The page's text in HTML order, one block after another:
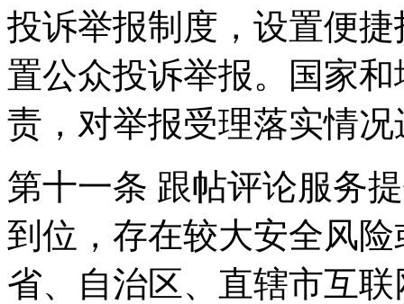
投诉举报制度，设置便
置公众投诉举报。国家
责，对举报受理落实情
第十一条 跟帖评论服务
到位，存在较大安全风
省、自治区、直辖市互